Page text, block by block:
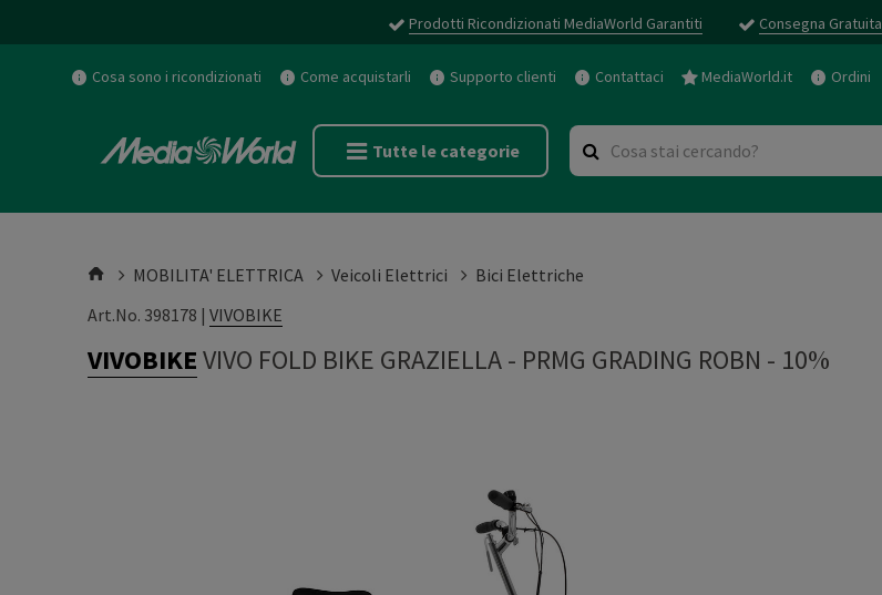
Prodotti Ricondizionati MediaWorld Garantiti Consegna Gratuita
Cosa sono i ricondizionati Come acquistarli Supporto clienti Contattaci MediaWorld.it Ordini
Tutte le categorie
MOBILITA' ELETTRICA Veicoli Elettrici
Bici Elettriche
Art.No. 398178 | VIVOBIKE
VIVOBIKEVIVO FOLD BIKE GRAZIELLA- PRMG GRADING ROBN - 10%